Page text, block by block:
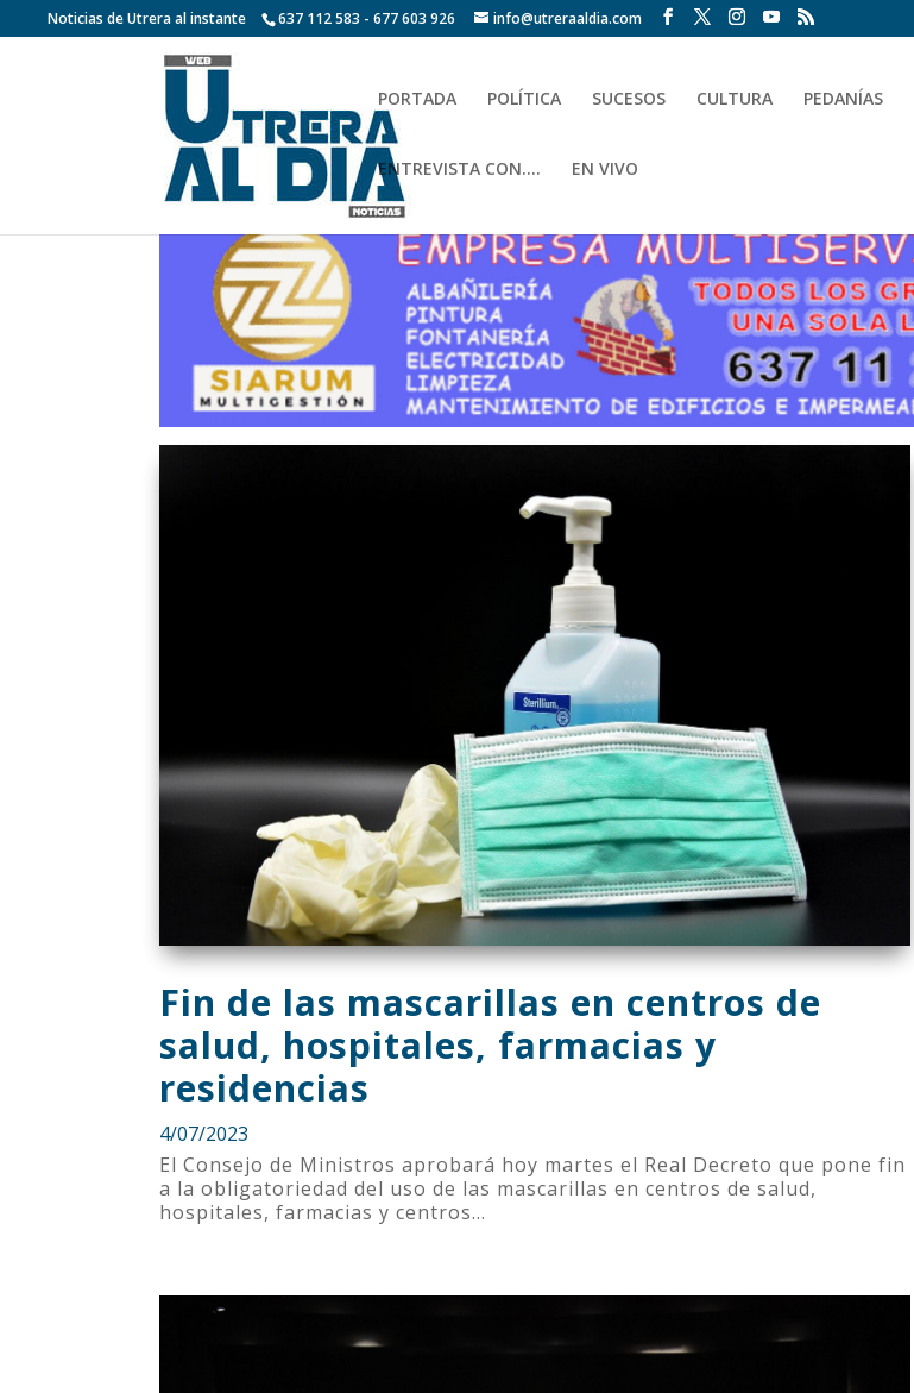
Noticias de Utrera al instante 637 112 583 - 677 603 926 info@utreraaldia.com
PORTADA POLÍTICA SUCESOS CULTURA PEDANÍAS
ENTREVISTA CON…. EN VIVO
Fin de las mascarillas en centros de
salud, hospitales, farmacias y
residencias
4/07/2023
El Consejo de Ministros aprobará hoy martes el Real Decreto que pone fin
a la obligatoriedad del uso de las mascarillas en centros de salud,
hospitales, farmacias y centros...